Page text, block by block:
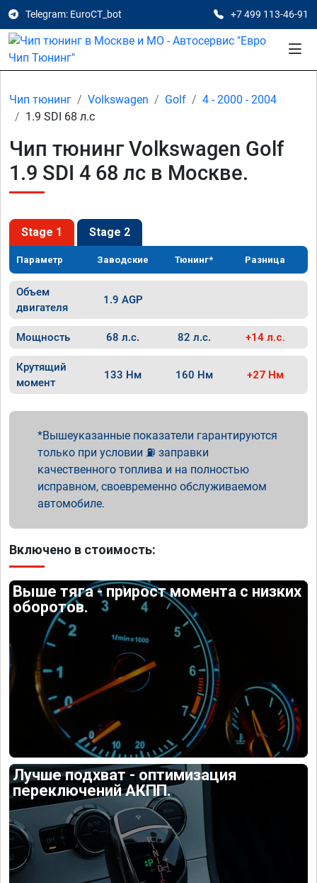
Telegram: EuroCT_bot +7 499 113-46-91
Чип тюнинг Volkswagen Golf
4 - 2000 - 2004
1.9 SDI 68 л.с
Чип тюнинг Volkswagen Golf
1.9 SDI 4 68 лс в Москве.
Stage 1 Stage 2
Параметр Заводские Тюнинг* Разница
Объем
двигателя
1.9 AGP
Мощность 68 л.с. 82 л.с. +14 л.с.
Крутящий
момент
133 Нм 160 Нм +27 Нм
Вышеуказанные показатели гарантируются
только при условии ⛽ заправки
качественного топлива и на полностью
исправном, своевременно обслуживаемом
автомобиле.
Включено в стоимость:
Выше тяга - прирост момента с низких
оборотов.
Лучше подхват - оптимизация
переключений АКПП.